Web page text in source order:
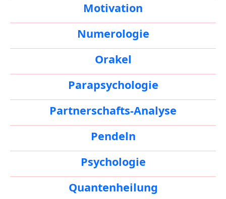
Motivation
Numerologie
Orakel
Parapsychologie
Partnerschafts-Analyse
Pendeln
Psychologie
Quantenheilung